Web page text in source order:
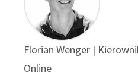
Florian Wenger |
Online